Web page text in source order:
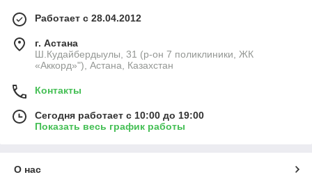
Работает с 28.04.2012
г. Астана
Ш.Кудайбердыулы, 31 (р-он 7 поликлиники, ЖК
«Аккорд»"), Астана, Казахстан
Контакты
Сегодня работает с 10:00 до 19:00
Показать весь график работы
О нас